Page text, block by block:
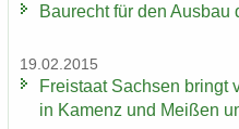
Bau­recht für den
19.02.2015
Frei­staat Sach­sen bringt
in Ka­menz und Mei­ßen